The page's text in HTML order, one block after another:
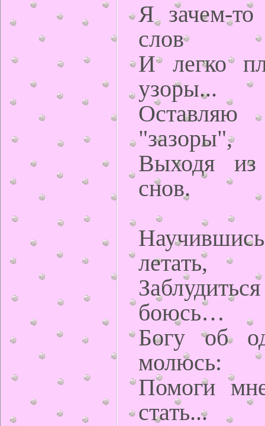
Я зачем-
слов
И легко
узоры...
"зазоры",
Выходя из
снов.
летать,
боюсь…
Богу об
молюсь:
Помоги
стать...